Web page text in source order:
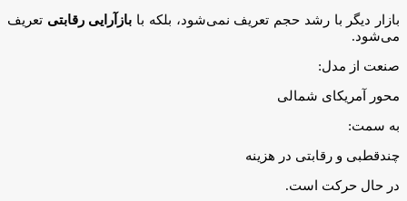
بازار دیگر با رشد حجم تعریف نمی‌شود، بلکه با بازآرایی رقابتی تعریف
می‌شود.
صنعت از مدل:
محور آمریکای شمالی
به سمت:
چندقطبی و رقابتی در هزینه
در حال حرکت است.